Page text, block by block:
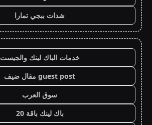
شدات ببجي تمارا
خدمات الباك لينك والجيست
guest post مقال ضيف
سوق العرب
باك لينك باقة 20